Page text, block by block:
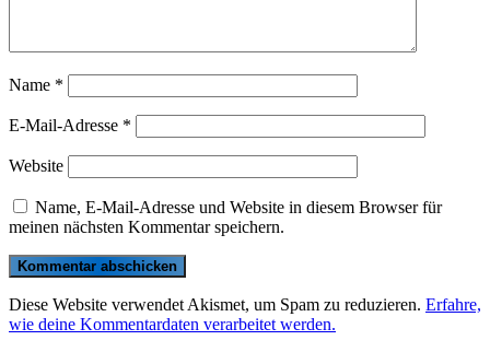
Name *
E-Mail-Adresse *
Website
Name, E-Mail-Adresse und Website in diesem Browser für
meinen nächsten Kommentar speichern.
Diese Website verwendet Akismet, um Spam zu reduzieren. Erfahre,
wie deine Kommentardaten verarbeitet werden.